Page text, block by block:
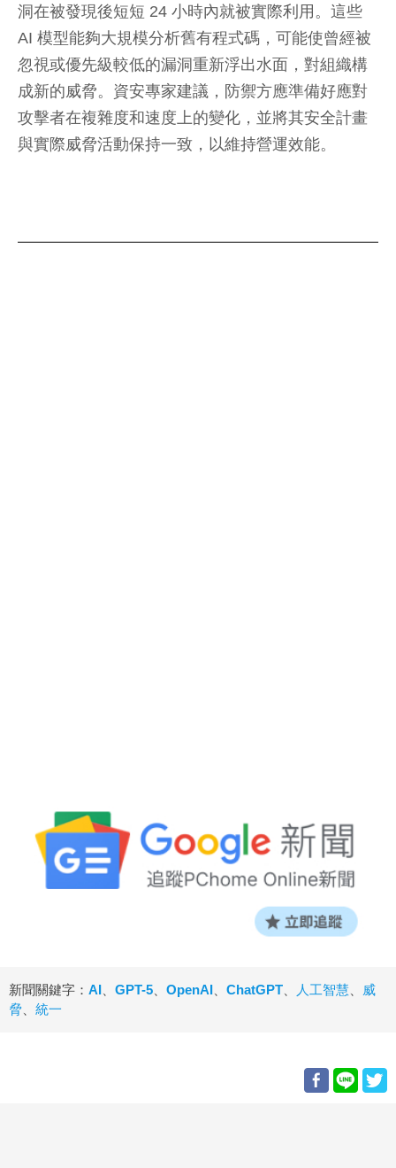
洞在被發現後短短 24 小時內就被實際利用。這些
AI 模型能夠大規模分析舊有程式碼，可能使曾經被
忽視或優先級較低的漏洞重新浮出水面，對組織構
成新的威脅。資安專家建議，防禦方應準備好應對
攻擊者在複雜度和速度上的變化，並將其安全計畫
與實際威脅活動保持一致，以維持營運效能。
新聞關鍵字： AI GPT-5 OpenAI ChatGPT 人工智慧
威
脅
統一